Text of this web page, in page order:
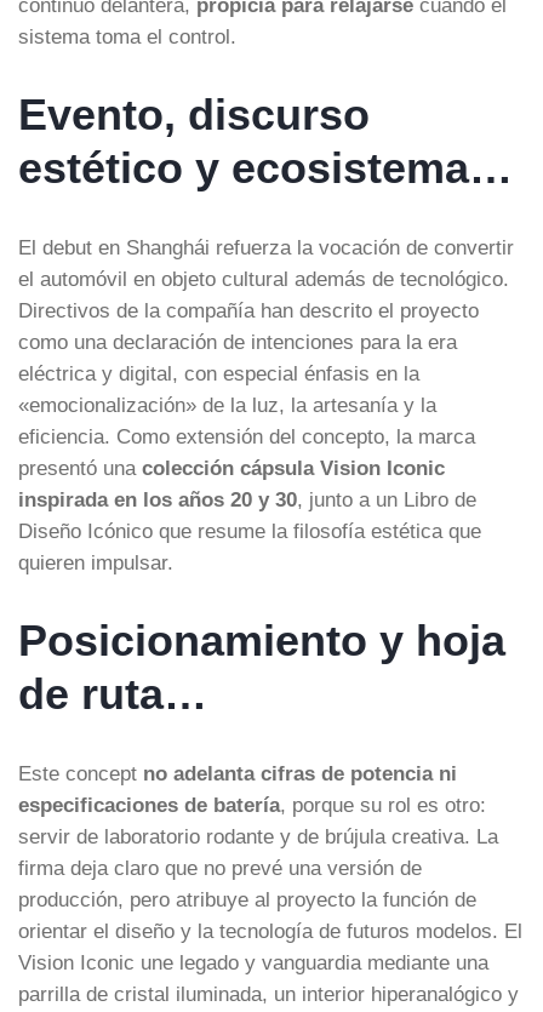
continuo delantera, propicia para relajarse cuando el
sistema toma el control.
Evento, discurso
estético y ecosistema…
El debut en Shanghái refuerza la vocación de convertir
el automóvil en objeto cultural además de tecnológico.
Directivos de la compañía han descrito el proyecto
como una declaración de intenciones para la era
eléctrica y digital, con especial énfasis en la
«emocionalización» de la luz, la artesanía y la
eficiencia. Como extensión del concepto, la marca
presentó una colección cápsula Vision Iconic
inspirada en los años 20 y 30, junto a un Libro de
Diseño Icónico que resume la filosofía estética que
quieren impulsar.
Posicionamiento y hoja
de ruta…
Este concept no adelanta cifras de potencia ni
especificaciones de batería, porque su rol es otro:
servir de laboratorio rodante y de brújula creativa. La
firma deja claro que no prevé una versión de
producción, pero atribuye al proyecto la función de
orientar el diseño y la tecnología de futuros modelos. El
Vision Iconic une legado y vanguardia mediante una
parrilla de cristal iluminada, un interior hiperanalógico y